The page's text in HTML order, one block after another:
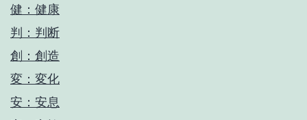
健：健康
判：判断
創：創造
変：変化
安：安息